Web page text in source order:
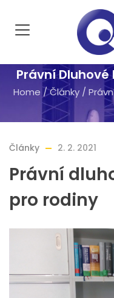
Právní
Home/Články/
Články 2. 2. 2021
Právní
pro rodiny